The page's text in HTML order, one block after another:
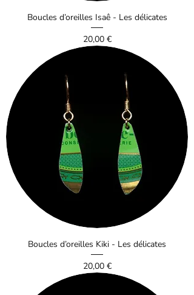
Boucles d’oreilles Isaê - Les délicates
Prix
20,00 €
Boucles d’oreilles Kiki - Les délicates
Prix
20,00 €